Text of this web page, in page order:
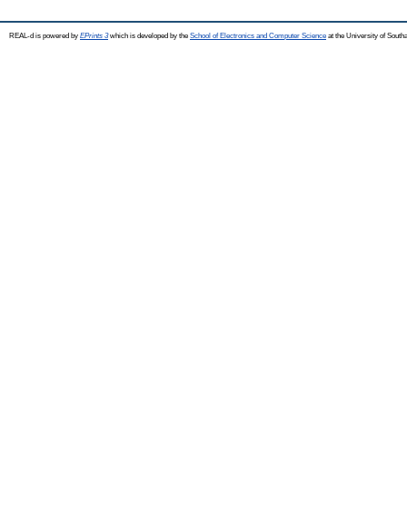
REAL-d is powered by EPrints 3which is developed by the School of Electronics and Computer Science at the University of